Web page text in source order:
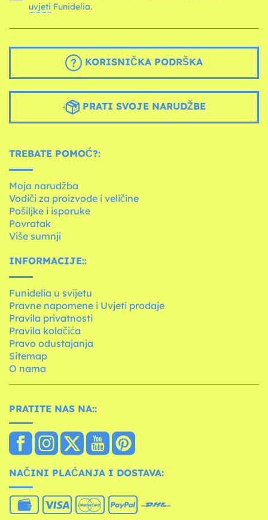
uvjeti Funidelia.
KORISNIČKA PODRŠKA
PRATI SVOJE NARUDŽBE
TREBATE POMOĆ?:
Moja narudžba
Vodiči za proizvode i veličine
Pošiljke i isporuke
Povratak
Više sumnji
INFORMACIJE::
Funidelia u svijetu
Pravne napomene i Uvjeti prodaje
Pravila privatnosti
Pravila kolačića
Pravo odustajanja
Sitemap
O nama
PRATITE NAS NA::
NAČINI PLAĆANJA I DOSTAVA: